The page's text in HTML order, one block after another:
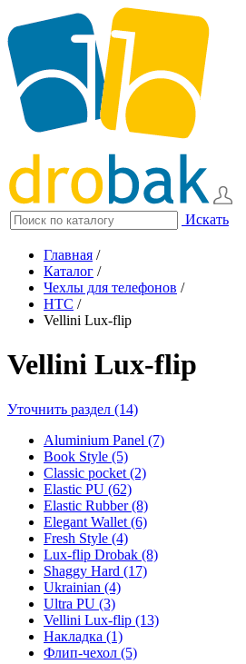
Искать
Главная /
Каталог /
Чехлы для телефонов /
HTC /
Vellini Lux-flip
Vellini Lux-flip
Уточнить раздел (14)
Aluminium Panel (7)
Book Style (5)
Classic pocket (2)
Elastic PU (62)
Elastic Rubber (8)
Elegant Wallet (6)
Fresh Style (4)
Lux-flip Drobak (8)
Shaggy Hard (17)
Ukrainian (4)
Ultra PU (3)
Vellini Lux-flip (13)
Накладка (1)
Флип-чехол (5)